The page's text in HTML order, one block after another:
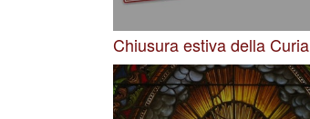
Chiusura estiva della Curia